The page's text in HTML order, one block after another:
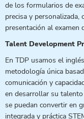
de los formularios de
precisa y personalizada,
presentación al examen
Talent Development
En TDP usamos el
metodología única
comunicación y
en desarrollar su
se puedan convertir en
integrada y práctica